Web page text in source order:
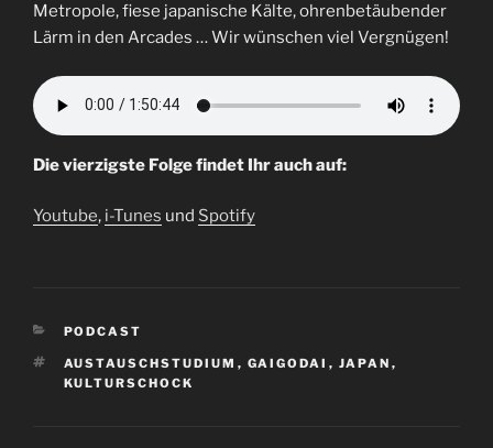
Metropole, fiese japanische Kälte, ohrenbetäubender
Lärm in den Arcades … Wir wünschen viel Vergnügen!
Die vierzigste Folge findet Ihr auch auf:
Youtube, i-Tunes und Spotify
KATEGORIEN
PODCAST
SCHLAGWÖRTER
AUSTAUSCHSTUDIUM , GAIGODAI , JAPAN ,
KULTURSCHOCK